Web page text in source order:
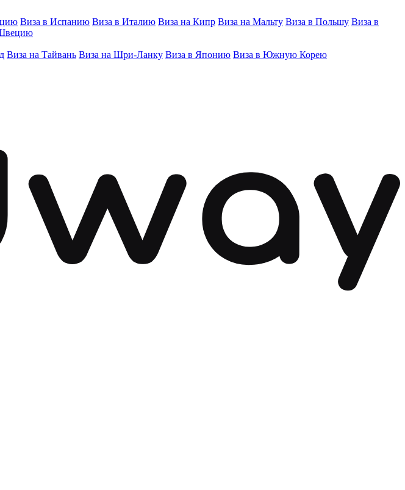
Виза в Испанию Виза в Италию Виза на Кипр Виза на Мальту Виза в Польшу Виза в
Виза на Тайвань Виза на Шри-Ланку Виза в Японию Виза в Южную Корею